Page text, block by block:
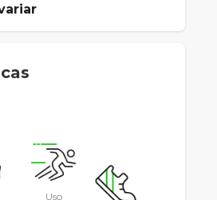
Uso